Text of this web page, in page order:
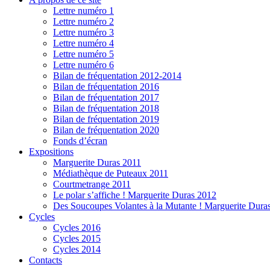
Lettre numéro 1
Lettre numéro 2
Lettre numéro 3
Lettre numéro 4
Lettre numéro 5
Lettre numéro 6
Bilan de fréquentation 2012-2014
Bilan de fréquentation 2016
Bilan de fréquentation 2017
Bilan de fréquentation 2018
Bilan de fréquentation 2019
Bilan de fréquentation 2020
Fonds d’écran
Expositions
Marguerite Duras 2011
Médiathèque de Puteaux 2011
Courtmetrange 2011
Le polar s’affiche ! Marguerite Duras 2012
Des Soucoupes Volantes à la Mutante ! Marguerite
Cycles
Cycles 2016
Cycles 2015
Cycles 2014
Contacts